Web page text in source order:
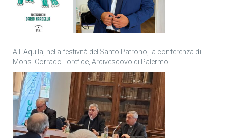
A L’Aquila, nella festività del Santo Patrono, la conferenza di
Mons. Corrado Lorefice, Arcivescovo di Palermo